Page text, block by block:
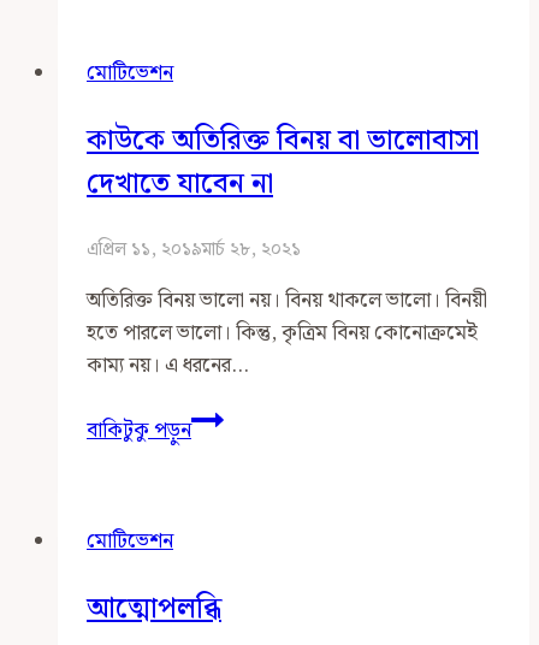
মোটিভেশন
কাউকে অতিরিক্ত বিনয় বা ভালোবাসা
দেখাতে যাবেন না
এপ্রিল ১১, ২০১৯মার্চ ২৮, ২০২১
অতিরিক্ত বিনয় ভালো নয়। বিনয় থাকলে ভালো। বিনয়ী
হতে পারলে ভালো। কিন্তু, কৃত্রিম বিনয় কোনোক্রমেই
কাম্য নয়। এ ধরনের…
বাকিটুকু পড়ুনকাউকে
অতিরিক্ত
যাবেন
মোটিভেশন
আত্মোপলব্ধি